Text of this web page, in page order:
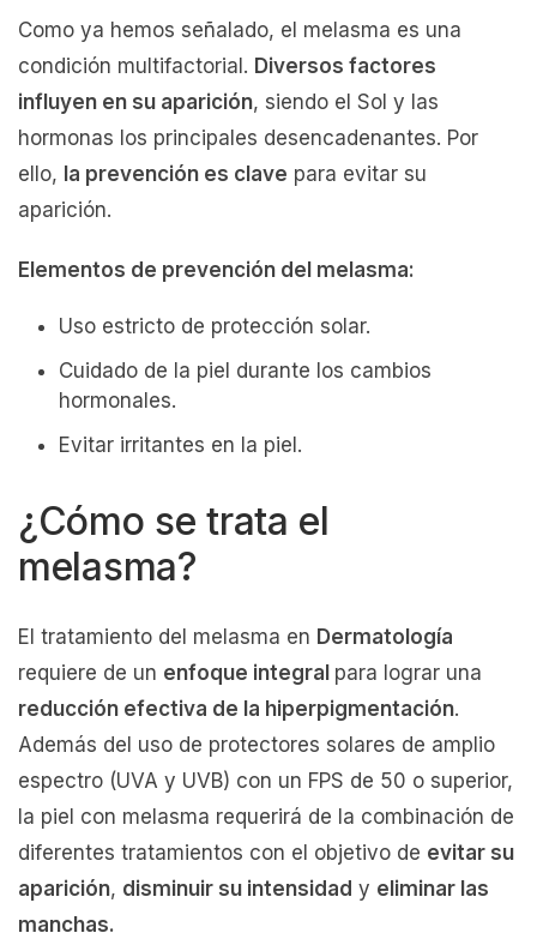
Como ya hemos señalado, el melasma es una
condición multifactorial. Diversos factores
influyen en su aparición, siendo el Sol y las
hormonas los principales desencadenantes. Por
ello, la prevención es clave para evitar su
aparición.
Elementos de prevención del melasma:
Uso estricto de protección solar.
Cuidado de la piel durante los cambios
hormonales.
Evitar irritantes en la piel.
¿Cómo se trata el
melasma?
El tratamiento del melasma en Dermatología
requiere de un enfoque integral para lograr una
reducción efectiva de la hiperpigmentación.
Además del uso de protectores solares de amplio
espectro (UVA y UVB) con un FPS de 50 o superior,
la piel con melasma requerirá de la combinación de
diferentes tratamientos con el objetivo de evitar su
aparición, disminuir su intensidad y eliminar las
manchas.